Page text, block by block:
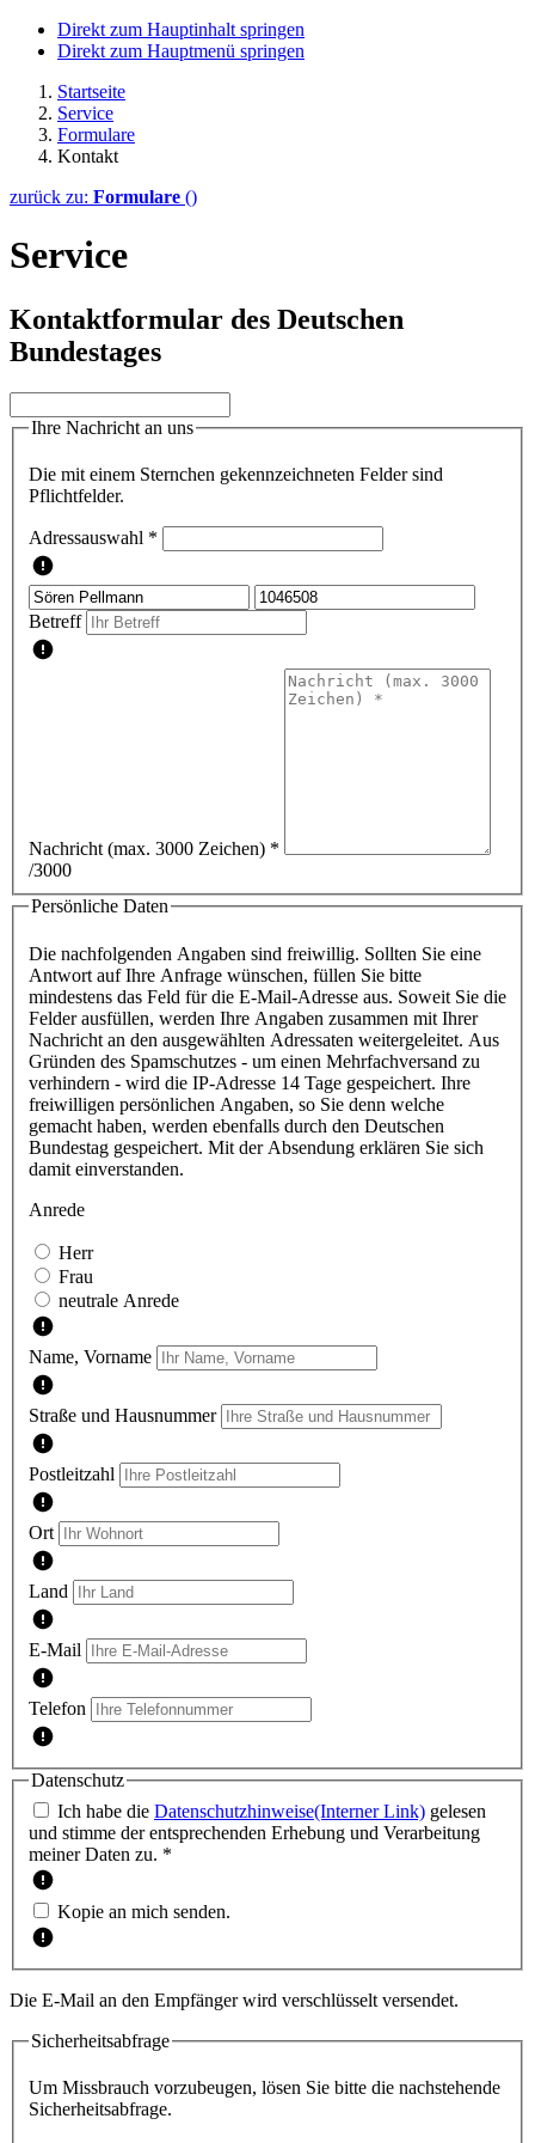
Direkt zum Hauptinhalt springen
Direkt zum Hauptmenü springen
Startseite
Service
Formulare
Kontakt
zurück zu: Formulare ()
Service
Kontaktformular des Deutschen
Bundestages
Ihre Nachricht an uns
Die mit einem Sternchen gekennzeichneten Felder sind
Pflichtfelder.
Adressauswahl *
Betreff
Nachricht (max. 3000 Zeichen) *
/3000
Persönliche Daten
Die nachfolgenden Angaben sind freiwillig. Sollten Sie eine
Antwort auf Ihre Anfrage wünschen, füllen Sie bitte
mindestens das Feld für die E-Mail-Adresse aus. Soweit Sie die
Felder ausfüllen, werden Ihre Angaben zusammen mit Ihrer
Nachricht an den ausgewählten Adressaten weitergeleitet. Aus
Gründen des Spamschutzes - um einen Mehrfachversand zu
verhindern - wird die IP-Adresse 14 Tage gespeichert. Ihre
freiwilligen persönlichen Angaben, so Sie denn welche
gemacht haben, werden ebenfalls durch den Deutschen
Bundestag gespeichert. Mit der Absendung erklären Sie sich
damit einverstanden.
Anrede
Herr
Frau
neutrale Anrede
Name, Vorname
Straße und Hausnummer
Postleitzahl
Ort
Land
E-Mail
Telefon
Datenschutz
Ich habe die Datenschutzhinweise(Interner Link) gelesen
und stimme der entsprechenden Erhebung und Verarbeitung
meiner Daten zu. *
Kopie an mich senden.
Die E-Mail an den Empfänger wird verschlüsselt versendet.
Sicherheitsabfrage
Um Missbrauch vorzubeugen, lösen Sie bitte die nachstehende
Sicherheitsabfrage.